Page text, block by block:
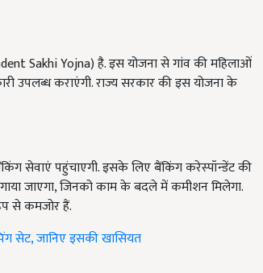
Sakhi Yojna) है. इस योजना से गांव की महिलाओं
उपलब्ध कराएंगी. राज्य सरकार की इस योजना के
सेवाएं पहुंचाएगी. इसके लिए बैंकिंग करेस्‍पॉन्‍डेंट की
जाएगा, जिनको काम के बदले में कमीशन मिलेगा.
से कमजोर हैं.
सेट, जानिए इसकी खासियत